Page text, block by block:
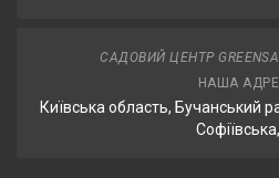
САДОВИЙ ЦЕНТР
НАША
Київська область, Бучанський